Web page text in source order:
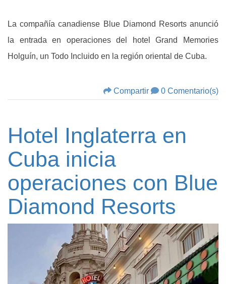
La compañía canadiense Blue Diamond Resorts anunció
la entrada en operaciones del hotel Grand Memories
Holguín, un Todo Incluido en la región oriental de Cuba.
Compartir 0 Comentario(s)
Hotel Inglaterra en
Cuba inicia
operaciones con Blue
Diamond Resorts